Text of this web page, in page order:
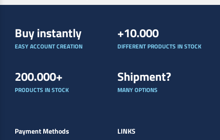
Buy instantly
EASY ACCOUNT CREATION
+10.000
DIFFERENT PRODUCTS IN STOCK
200.000+
PRODUCTS IN STOCK
Shipment?
MANY OPTIONS
Payment Methods LINKS